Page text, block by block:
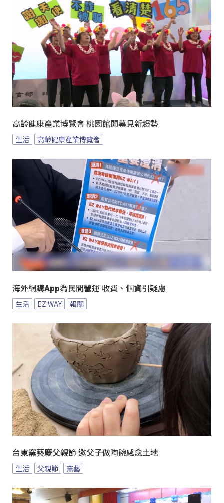
高齡健康產業博覽會 桃園館開幕見新趨勢
生活 高齡健康產業博覽會
海外網購App為民間營運 收費、個資引疑慮
生活 EZ WAY 報關
台東窯藝慶父親節 邀父子做陶碗感念土地
生活 父親節 窯藝